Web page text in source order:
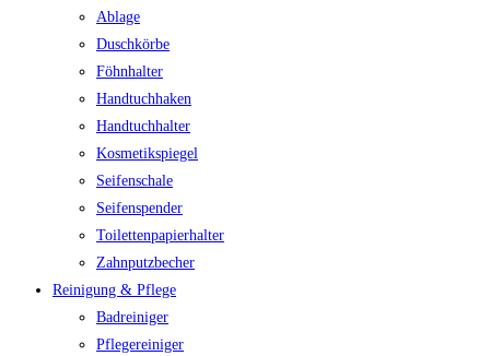
Ablage
Duschkörbe
Föhnhalter
Handtuchhaken
Handtuchhalter
Kosmetikspiegel
Seifenschale
Seifenspender
Toilettenpapierhalter
Zahnputzbecher
Reinigung & Pflege
Badreiniger
Pflegereiniger